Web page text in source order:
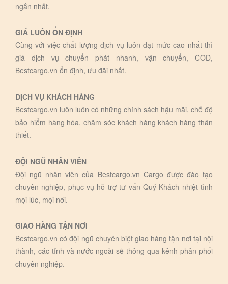
ngắn nhất.
GIÁ LUÔN ỔN ĐỊNH
Cùng với việc chất lượng dịch vụ luôn đạt mức cao nhất thì
giá dịch vụ chuyển phát nhanh, vận chuyển, COD,
Bestcargo.vn ổn định, ưu đãi nhất.
DỊCH VỤ KHÁCH HÀNG
Bestcargo.vn luôn luôn có những chính sách hậu mãi, chế độ
bảo hiểm hàng hóa, chăm sóc khách hàng khách hàng thân
thiết.
ĐỘI NGŨ NHÂN VIÊN
Đội ngũ nhân viên của Bestcargo.vn Cargo được đào tạo
chuyên nghiệp, phục vụ hỗ trợ tư vấn Quý Khách nhiệt tình
mọi lúc, mọi nơi.
GIAO HÀNG TẬN NƠI
Bestcargo.vn có đội ngũ chuyên biệt giao hàng tận nơi tại nội
thành, các tỉnh và nước ngoài sẽ thông qua kênh phân phối
chuyên nghiệp.